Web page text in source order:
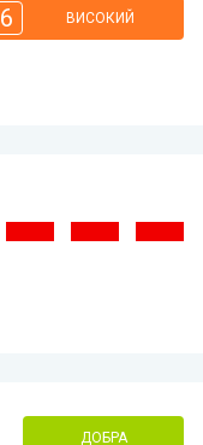
6 ВИСОКИЙ
ДОБРА